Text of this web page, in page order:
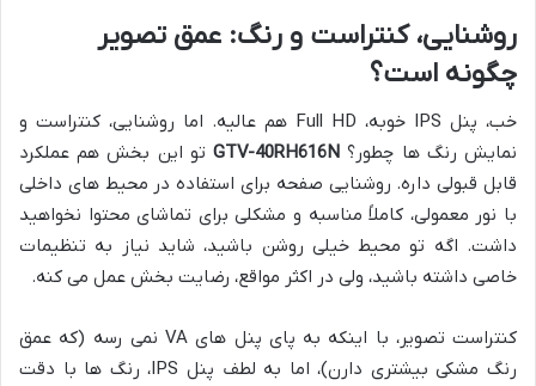
روشنایی، کنتراست و رنگ: عمق تصویر
چگونه است؟
خب، پنل IPS خوبه، Full HD هم عالیه. اما روشنایی، کنتراست و
نمایش رنگ ها چطور؟ GTV-40RH616Nتو این بخش هم عملکرد
قابل قبولی داره. روشنایی صفحه برای استفاده در محیط های داخلی
با نور معمولی، کاملاً مناسبه و مشکلی برای تماشای محتوا نخواهید
داشت. اگه تو محیط خیلی روشن باشید، شاید نیاز به تنظیمات
خاصی داشته باشید، ولی در اکثر مواقع، رضایت بخش عمل می کنه.
کنتراست تصویر، با اینکه به پای پنل های VA نمی رسه (که عمق
رنگ مشکی بیشتری دارن)، اما به لطف پنل IPS، رنگ ها با دقت